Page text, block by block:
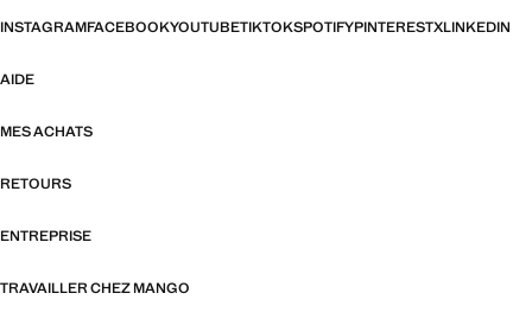
INSTAGRAMFACEBOOKYOUTUBETIKTOKSPOTIFYPINTERESTXLINKEDIN
AIDE
MES ACHATS
RETOURS
ENTREPRISE
TRAVAILLER CHEZ MANGO